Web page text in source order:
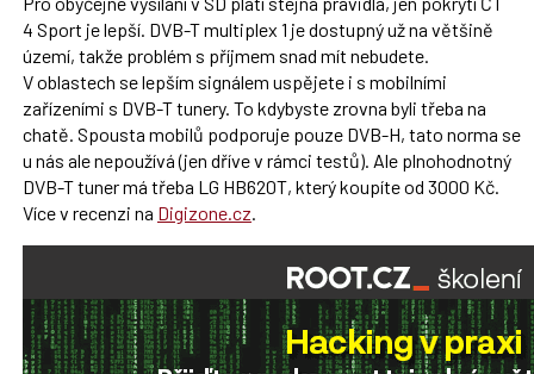
4 Sport je lepší. DVB-T multiplex 1 je dostupný už na většině
území, takže problém s příjmem snad mít nebudete.
V oblastech se lepším signálem uspějete i s mobilními
zařízeními s DVB-T tunery. To kdybyste zrovna byli třeba na
chatě. Spousta mobilů podporuje pouze DVB-H, tato norma se
u nás ale nepoužívá (jen dříve v rámci testů). Ale plnohodnotný
DVB-T tuner má třeba LG HB620T, který koupíte od 3000 Kč.
Více v recenzi na Digizone.cz.